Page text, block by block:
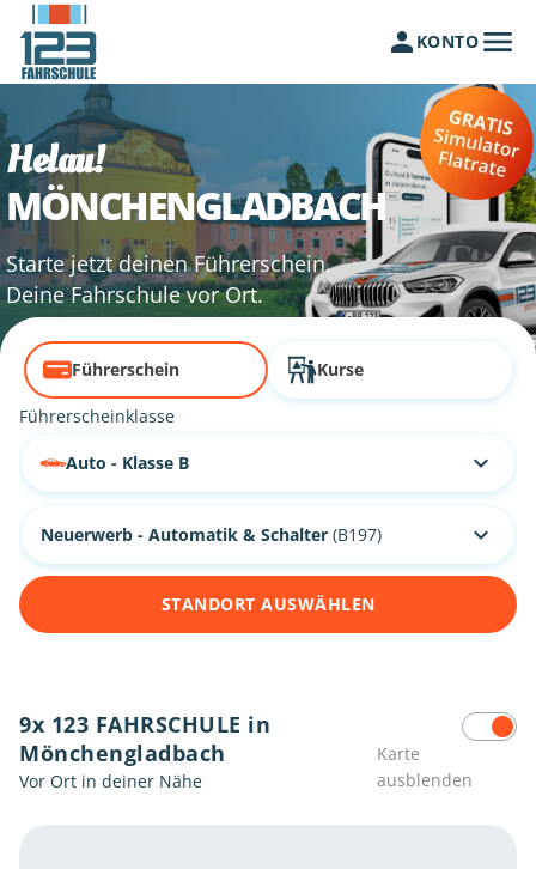
KONTO
Helau!
MÖNCHENGLADBACH
Starte jetzt deinen Führerschein.
Deine Fahrschule vor Ort.
Führerschein Kurse
Führerscheinklasse
Auto - Klasse B
Neuerwerb - Automatik & Schalter (B197)
STANDORT AUSWÄHLEN
9x 123 FAHRSCHULE in
Mönchengladbach
Vor Ort in deiner Nähe
Karte
ausblenden